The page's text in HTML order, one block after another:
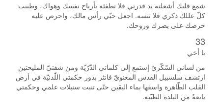
شمع قلبك أشعلته يد قدرتي فلا تطفئه بأرياح نفسك وهواك، وطبيب
كلّ عللك ذكري فلا تنسه. اجعل حبّي رأس مالك، واحرص عليه
حرصك على بصرك وروحك.
33
يا أخي
من لساني السّكّريّ إستمع إلى كلماتي الدّرّيّة ومن شفتيّ المليحتين
ارتشف سلسبيل القدس المعنويّ فانثر بذور حكمتي اللّدنيّة في أرض
القلب الطّاهرة واسقها بماء اليقين حتّى تنبت سنبلات علمي وحكمتي
يانعةً من البلدة الطيّبة.